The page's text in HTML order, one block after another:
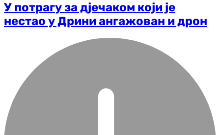
У потрагу за дјечаком који је
нестао у Дрини ангажован и дрон